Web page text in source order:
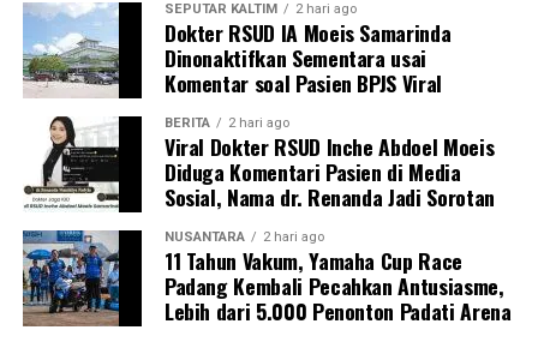
SEPUTAR KALTIM 2 hari ago
Dokter RSUD IA Moeis Samarinda
Dinonaktifkan Sementara usai
Komentar soal Pasien BPJS Viral
BERITA 2 hari ago
Viral Dokter RSUD Inche Abdoel Moeis
Diduga Komentari Pasien di Media
Sosial, Nama dr. Renanda Jadi Sorotan
NUSANTARA 2 hari ago
11 Tahun Vakum, Yamaha Cup Race
Padang Kembali Pecahkan Antusiasme,
Lebih dari 5.000 Penonton Padati Arena